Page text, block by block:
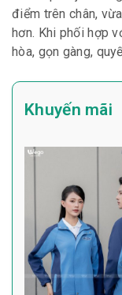
điểm trên chân,
hơn. Khi phối hợp
hòa, gọn gàng,
Khuyến mãi